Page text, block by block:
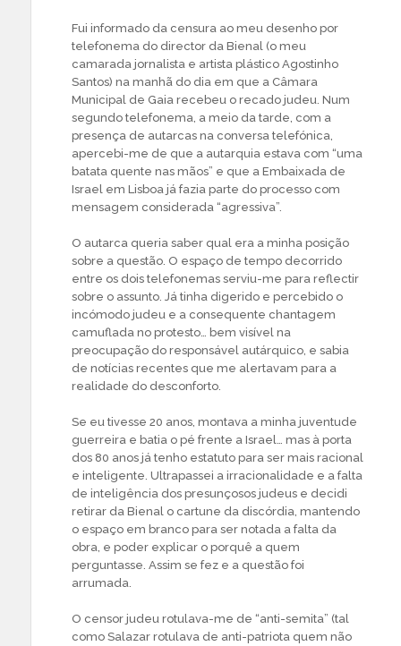
Fui informado da censura ao meu desenho por
telefonema do director da Bienal (o meu
camarada jornalista e artista plástico Agostinho
Santos) na manhã do dia em que a Câmara
Municipal de Gaia recebeu o recado judeu. Num
segundo telefonema, a meio da tarde, com a
presença de autarcas na conversa telefónica,
apercebi-me de que a autarquia estava com “uma
batata quente nas mãos” e que a Embaixada de
Israel em Lisboa já fazia parte do processo com
mensagem considerada “agressiva”.
O autarca queria saber qual era a minha posição
sobre a questão. O espaço de tempo decorrido
entre os dois telefonemas serviu-me para reflectir
sobre o assunto. Já tinha digerido e percebido o
incómodo judeu e a consequente chantagem
camuflada no protesto… bem visível na
preocupação do responsável autárquico, e sabia
de notícias recentes que me alertavam para a
realidade do desconforto.
Se eu tivesse 20 anos, montava a minha juventude
guerreira e batia o pé frente a Israel… mas à porta
dos 80 anos já tenho estatuto para ser mais racional
e inteligente. Ultrapassei a irracionalidade e a falta
de inteligência dos presunçosos judeus e decidi
retirar da Bienal o cartune da discórdia, mantendo
o espaço em branco para ser notada a falta da
obra, e poder explicar o porquê a quem
perguntasse. Assim se fez e a questão foi
arrumada.
O censor judeu rotulava-me de “anti-semita” (tal
como Salazar rotulava de anti-patriota quem não